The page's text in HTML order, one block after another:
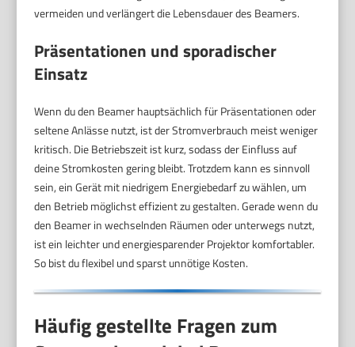
vermeiden und verlängert die Lebensdauer des Beamers.
Präsentationen und sporadischer
Einsatz
Wenn du den Beamer hauptsächlich für Präsentationen oder
seltene Anlässe nutzt, ist der Stromverbrauch meist weniger
kritisch. Die Betriebszeit ist kurz, sodass der Einfluss auf
deine Stromkosten gering bleibt. Trotzdem kann es sinnvoll
sein, ein Gerät mit niedrigem Energiebedarf zu wählen, um
den Betrieb möglichst effizient zu gestalten. Gerade wenn du
den Beamer in wechselnden Räumen oder unterwegs nutzt,
ist ein leichter und energiesparender Projektor komfortabler.
So bist du flexibel und sparst unnötige Kosten.
Häufig gestellte Fragen zum